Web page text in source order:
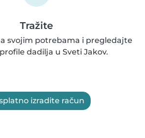
Tražite
svojim potrebama i pregledajte
dadilja u Sveti Jakov.
izradite račun